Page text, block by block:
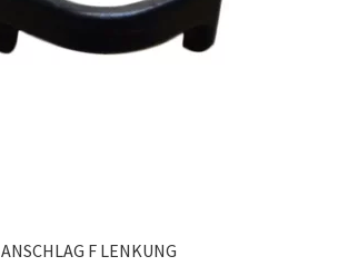
ANSCHLAG F LENKUNG